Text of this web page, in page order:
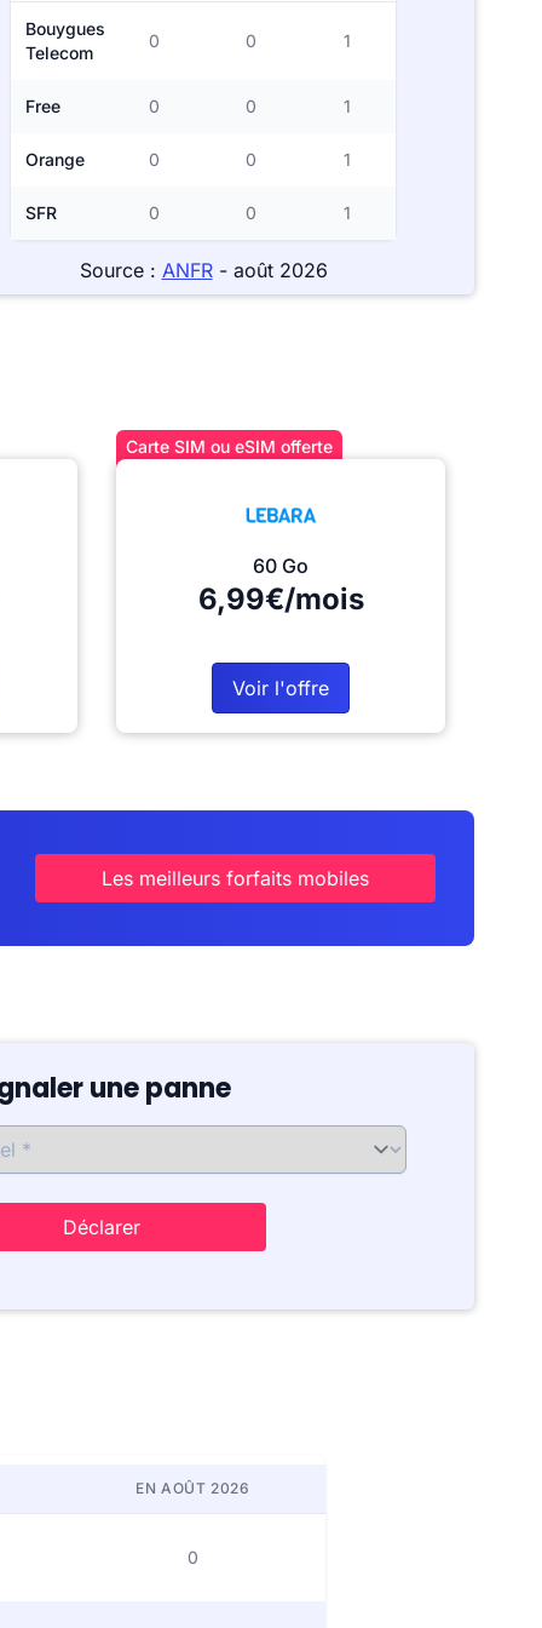
Bouygues
Telecom
0 0 1
Free 0 0 1
Orange 0 0 1
SFR 0 0 1
Source : ANFR- août 2026
Carte SIM ou eSIM offerte
60 Go
6,99€/mois
Voir l'offre
Les meilleurs forfaits mobiles
une panne
Déclarer
EN AOÛT 2026
0